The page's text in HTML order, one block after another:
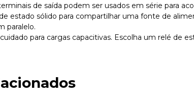
de saída podem ser usados ​​em série para
de estado sólido para compartilhar uma fonte de
paralelo.
para cargas capacitivas. Escolha um relé de